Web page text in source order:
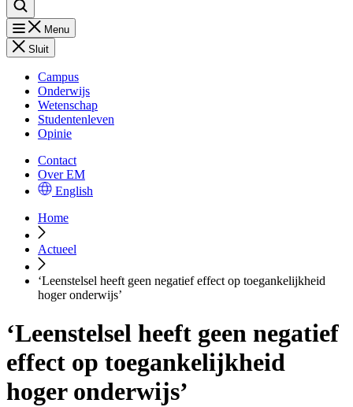
Menu
Sluit
Campus
Onderwijs
Wetenschap
Studentenleven
Opinie
Contact
Over EM
English
Home
Actueel
‘Leenstelsel heeft geen negatief effect op toegankelijkheid
hoger onderwijs’
‘Leenstelsel heeft geen negatief
effect op toegankelijkheid
hoger onderwijs’